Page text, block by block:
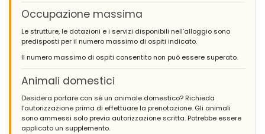
Occupazione massima
Le strutture, le dotazioni e i servizi disponibili nell’alloggio sono
predisposti per il numero massimo di ospiti indicato.
Il numero massimo di ospiti consentito non può essere superato.
Animali domestici
Desidera portare con sé un animale domestico? Richieda
l’autorizzazione prima di effettuare la prenotazione. Gli animali
sono ammessi solo previa autorizzazione scritta. Potrebbe essere
applicato un supplemento.